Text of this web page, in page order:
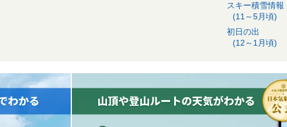
スキー積雪情報
(11～5月頃)
初日の出
(12～1月頃)